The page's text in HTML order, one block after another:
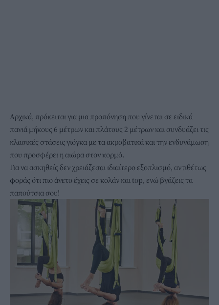
Αρχικά, πρόκειται για μια προπόνηση που γίνεται σε ειδικά
πανιά μήκους 6 μέτρων και πλάτους 2 μέτρων και συνδυάζει τις
κλασικές στάσεις γιόγκα με τα ακροβατικά και την ενδυνάμωση
που προσφέρει η αιώρα στον κορμό.
Για να ασκηθείς δεν χρειάζεσαι ιδιαίτερο εξοπλισμό, αντιθέτως
φοράς ότι πιο άνετο έχεις σε κολάν και top, ενώ βγάζεις τα
παπούτσια σου!